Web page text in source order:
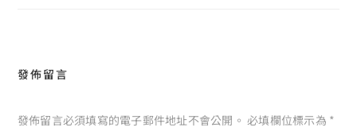
發佈留言
發佈留言必須填寫的電子郵件地址不會公開。 必填欄位標示為 *